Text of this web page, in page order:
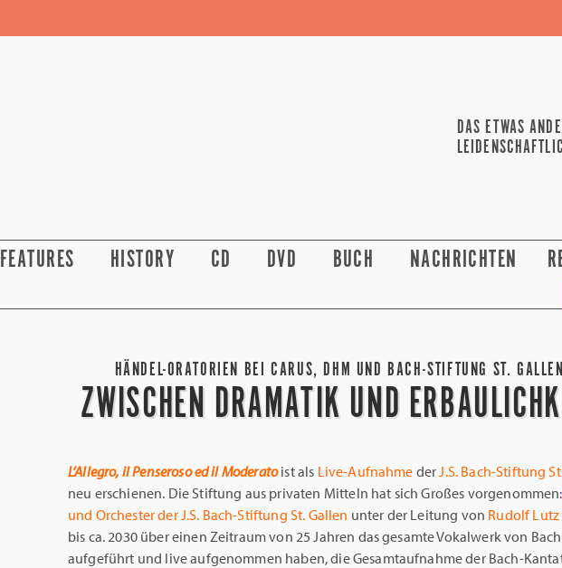
DAS ETWAS
FEATURES HISTORY CD DVD BUCH NACHRICHTEN
HÄNDEL-ORATORIEN BEI CARUS, DHM UND BACH-STIFTUNG ST. GALLEN
ZWISCHEN DRAMATIK UND
L’Allegro, il Penseroso ed il Moderatoist als Live-Aufnahme derJ.S. Bach-Stiftung
neu erschienen. Die Stiftung aus privaten Mitteln hat sich Großes vorgenommen:
und Orchester der J.S. Bach-Stiftung St. Gallen unter der Leitung von Rudolf Lutz
bis ca. 2030 über einen Zeitraum von 25 Jahren das gesamte Vokalwerk von Bach
aufgeführt und live aufgenommen haben, die Gesamtaufnahme der Bach-